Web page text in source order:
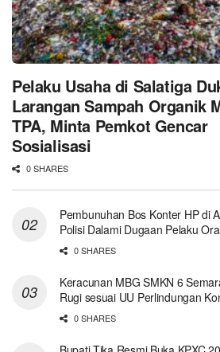
Pelaku Usaha di Salatiga
Larangan Sampah Organik
TPA, Minta Pemkot Gencar
Sosialisasi
0 SHARES
Pembunuhan Bos Konter HP di
Polisi Dalami Dugaan Pelaku
0 SHARES
Keracunan MBG SMKN 6
Rugi sesuai UU Perlindungan
0 SHARES